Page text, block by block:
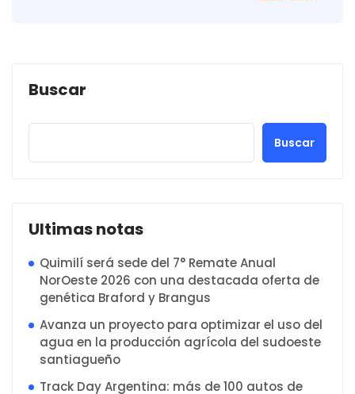
Buscar
Buscar
Ultimas notas
Quimilí será sede del 7° Remate Anual
NorOeste 2026 con una destacada oferta de
genética Braford y Brangus
Avanza un proyecto para optimizar el uso del
agua en la producción agrícola del sudoeste
santiagueño
Track Day Argentina: más de 100 autos de